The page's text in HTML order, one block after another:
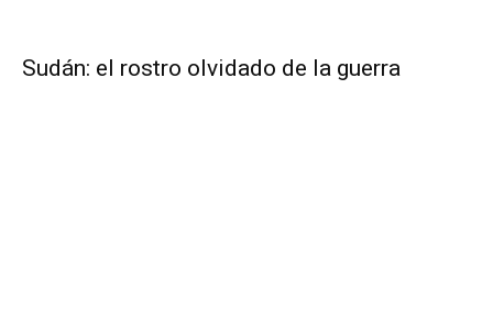
Sudán: el rostro olvidado de la guerra